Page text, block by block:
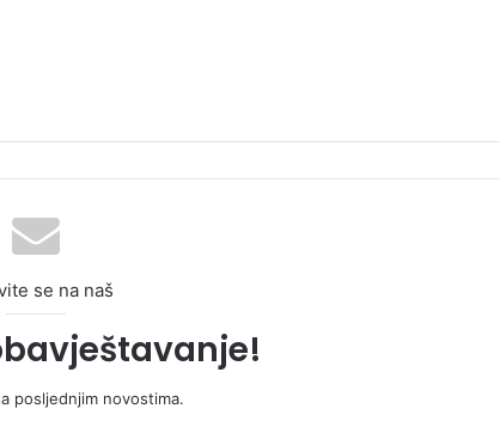
se na naš
posljednjim novostima.